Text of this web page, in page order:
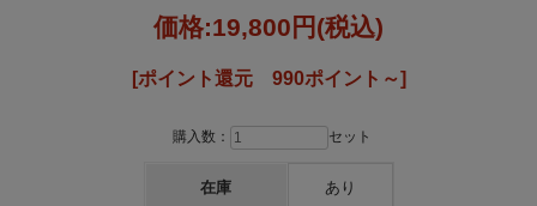
価格:19,800円 (税込)
[ポイント還元 990ポイント～]
購入数： セット
在庫 あり